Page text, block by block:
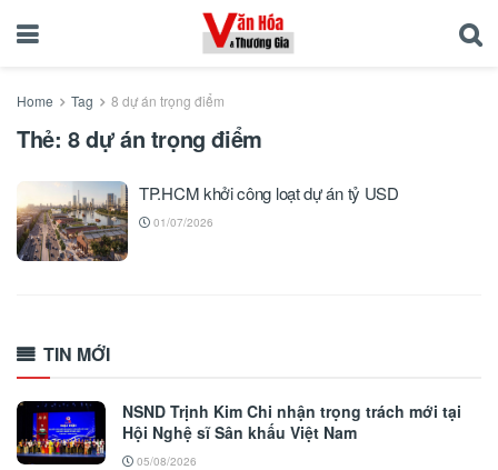
Home Tag 8 dự án trọng điểm
Thẻ: 8 dự án trọng điểm
TP.HCM khởi công loạt dự án tỷ USD
01/07/2026
TIN MỚI
NSND Trịnh Kim Chi nhận trọng trách mới tại
Hội Nghệ sĩ Sân khấu Việt Nam
05/08/2026